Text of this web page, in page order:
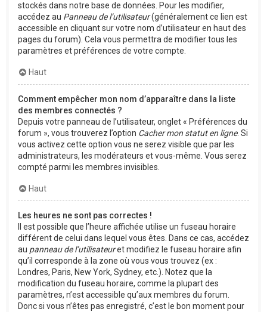
stockés dans notre base de données. Pour les modifier,
accédez au Panneau de l’utilisateur(généralement ce lien est
accessible en cliquant sur votre nom d’utilisateur en haut des
pages du forum). Cela vous permettra de modifier tous les
paramètres et préférences de votre compte.
Haut
Comment empêcher mon nom d’apparaître dans la liste
des membres connectés ?
Depuis votre panneau de l’utilisateur, onglet « Préférences du
forum », vous trouverez l’option Cacher mon statut en ligne. Si
vous activez cette option vous ne serez visible que par les
administrateurs, les modérateurs et vous-même. Vous serez
compté parmi les membres invisibles.
Haut
Les heures ne sont pas correctes !
Il est possible que l’heure affichée utilise un fuseau horaire
différent de celui dans lequel vous êtes. Dans ce cas, accédez
au panneau de l’utilisateuret modifiez le fuseau horaire afin
qu’il corresponde à la zone où vous vous trouvez (ex :
Londres, Paris, New York, Sydney, etc.). Notez que la
modification du fuseau horaire, comme la plupart des
paramètres, n’est accessible qu’aux membres du forum.
Donc si vous n’êtes pas enregistré, c’est le bon moment pour